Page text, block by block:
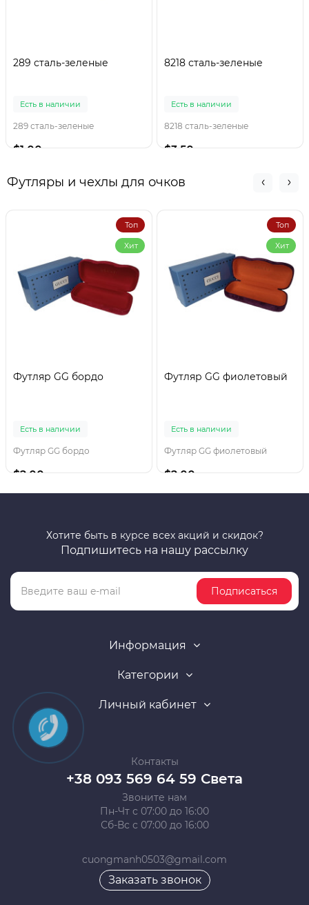
289 сталь-зеленые
Есть в наличии
289 сталь-зеленые
$1.00
8218 сталь-зеленые
Есть в наличии
8218 сталь-зеленые
$3.50
Футляры и чехлы для очков
Топ
Хит
Футляр GG бордо
Есть в наличии
Футляр GG бордо
$2.00
Топ
Хит
Футляр GG фиолетовый
Есть в наличии
Футляр GG фиолетовый
$2.00
Хотите быть в курсе всех акций и скидок?
Подпишитесь на нашу рассылку
Подписаться
Информация
Категории
Личный кабинет
Контакты
+38 093 569 64 59 Света
Звоните нам
Пн-Чт с 07:00 до 16:00
Сб-Вс с 07:00 до 16:00
cuongmanh0503@gmail.com
Заказать звонок